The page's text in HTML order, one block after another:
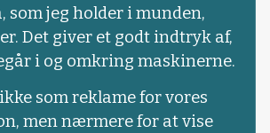
som jeg holder i munden,
Det giver et godt indtryk af,
i og omkring maskinerne.
som reklame for vores
men nærmere for at vise